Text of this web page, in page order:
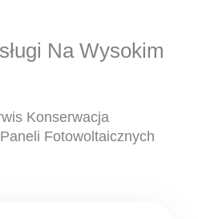
Na Wysokim
Konserwacja
Fotowoltaicznych